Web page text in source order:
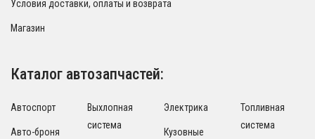
Условия доставки, оплаты и возврата
Магазин
Каталог автозапчастей:
Автоспорт
Авто-броня
Выхлопная
система
Электрика
Кузовные
Топливная
система